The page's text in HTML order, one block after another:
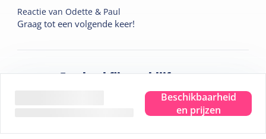
Beschikbaarheid
en prijzen
Reactie van Odette & Paul
Graag tot een volgende keer!
Een heel fijn verblijf
Warm welkom. De Terschellinger koek was
heerlijk. Fijn verblijf, schoon, netjes,